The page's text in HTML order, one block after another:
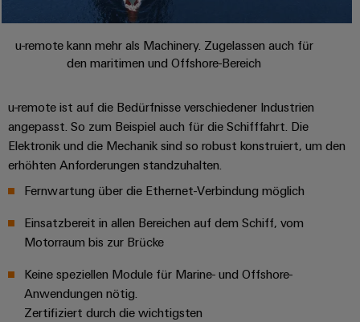
u-remote kann mehr als Machinery. Zugelassen auch für
den maritimen und Offshore-Bereich
u-remote ist auf die Bedürfnisse verschiedener Industrien
angepasst. So zum Beispiel auch für die Schifffahrt. Die
Elektronik und die Mechanik sind so robust konstruiert, um den
erhöhten Anforderungen standzuhalten.
Fernwartung über die Ethernet-Verbindung möglich
Einsatzbereit in allen Bereichen auf dem Schiff, vom
Motorraum bis zur Brücke​
Keine speziellen Module für Marine- und Offshore-
Anwendungen nötig.
Zertifiziert durch die wichtigsten